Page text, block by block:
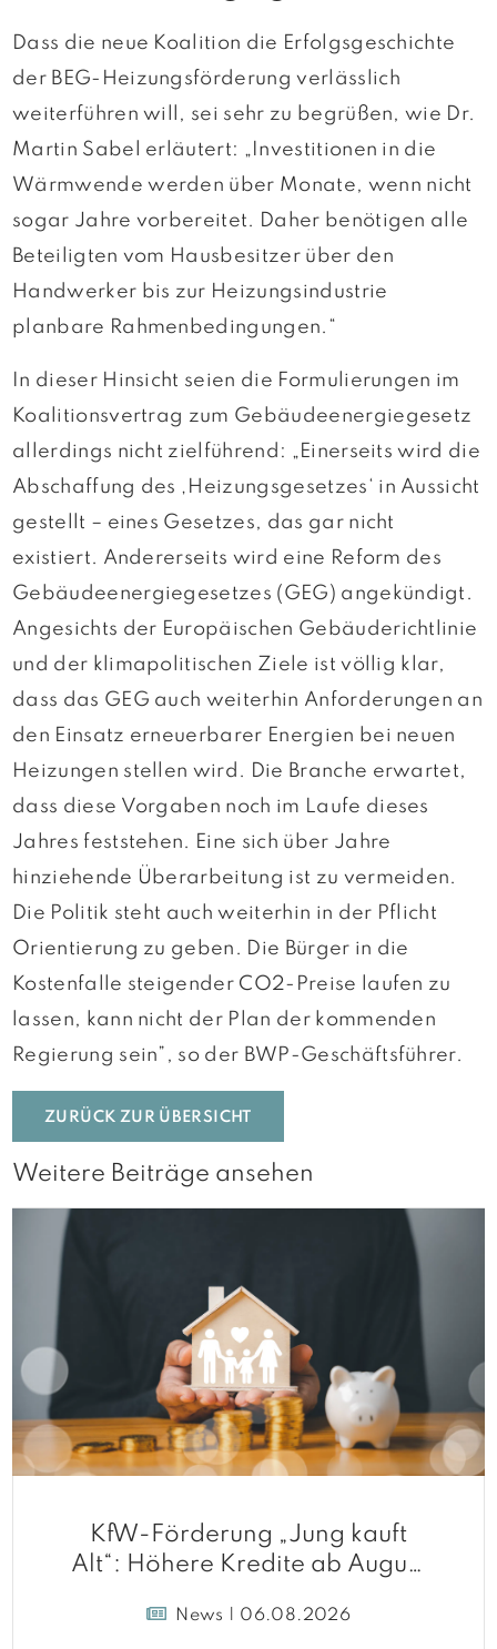
Dass die neue Koalition die Erfolgsgeschichte
der BEG-Heizungsförderung verlässlich
weiterführen will, sei sehr zu begrüßen, wie Dr.
Martin Sabel erläutert: „Investitionen in die
Wärmwende werden über Monate, wenn nicht
sogar Jahre vorbereitet. Daher benötigen alle
Beteiligten vom Hausbesitzer über den
Handwerker bis zur Heizungsindustrie
planbare Rahmenbedingungen.“
In dieser Hinsicht seien die Formulierungen im
Koalitionsvertrag zum Gebäudeenergiegesetz
allerdings nicht zielführend: „Einerseits wird die
Abschaffung des ‚Heizungsgesetzes‘ in Aussicht
gestellt – eines Gesetzes, das gar nicht
existiert. Andererseits wird eine Reform des
Gebäudeenergiegesetzes (GEG) angekündigt.
Angesichts der Europäischen Gebäuderichtlinie
und der klimapolitischen Ziele ist völlig klar,
dass das GEG auch weiterhin Anforderungen an
den Einsatz erneuerbarer Energien bei neuen
Heizungen stellen wird. Die Branche erwartet,
dass diese Vorgaben noch im Laufe dieses
Jahres feststehen. Eine sich über Jahre
hinziehende Überarbeitung ist zu vermeiden.
Die Politik steht auch weiterhin in der Pflicht
Orientierung zu geben. Die Bürger in die
Kostenfalle steigender CO2-Preise laufen zu
lassen, kann nicht der Plan der kommenden
Regierung sein”, so der BWP-Geschäftsführer.
ZURÜCK ZUR ÜBERSICHT
Weitere Beiträge ansehen
KfW-Förderung „Jung kauft
Alt“: Höhere Kredite ab August
News | 06.08.2026